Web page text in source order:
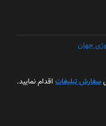
جهان
سفارش تبلیغات اقدام نمایید.